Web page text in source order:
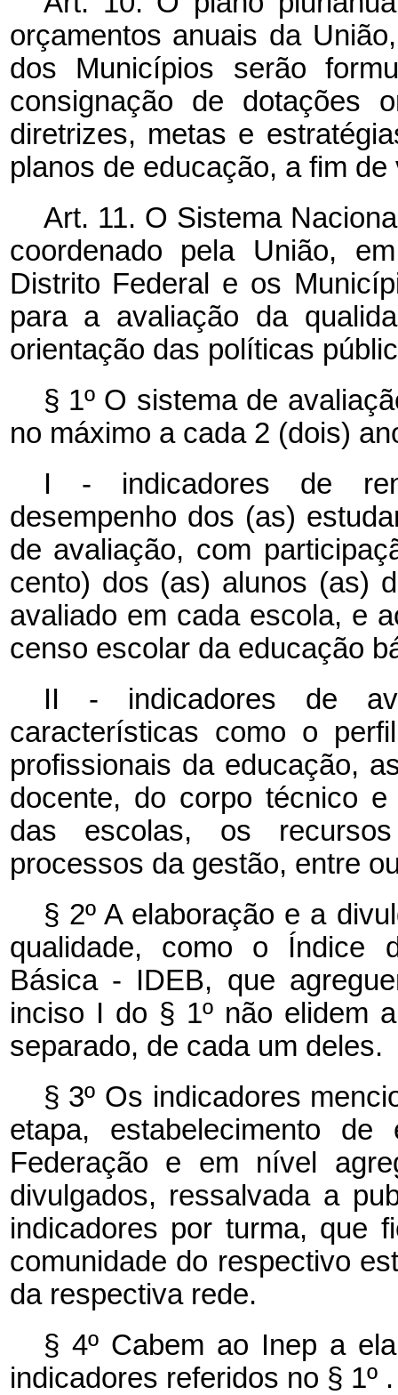
orçamentos anuais da
dos Municípios serão
consignação de dotações
diretrizes, metas e
planos de educação, a fim
Art. 11. O Sistema
coordenado pela União,
Distrito Federal e os
para a avaliação da
orientação das políticas
§ 1º O sistema de
no máximo a cada 2 (dois)
I - indicadores de
desempenho dos (as)
de avaliação, com
cento) dos (as) alunos (as)
avaliado em cada escola, e
censo escolar da educação
II - indicadores de
características como o
profissionais da educação,
docente, do corpo técnico
das escolas, os
processos da gestão, entre
§ 2º A elaboração e a
qualidade, como o Índice
Básica - IDEB, que
inciso I do § 1º não elidem
separado, de cada um deles.
§ 3º Os indicadores
etapa, estabelecimento
Federação e em nível
divulgados, ressalvada a
indicadores por turma, que
comunidade do respectivo
da respectiva rede.
§ 4º Cabem ao Inep a
indicadores referidos no § 1º .